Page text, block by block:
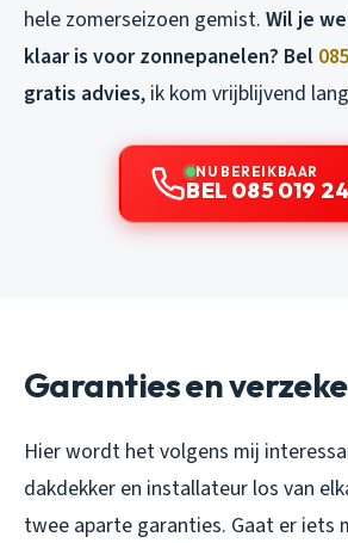
hele zomerseizoen gemist. Wil je
klaar is voor zonnepanelen? Bel
gratis advies, ik kom vrijblijvend
NU BEREIKBAAR
BEL 085 019
Garanties en
Hier wordt het volgens mij
dakdekker en installateur los van
twee aparte garanties. Gaat er iets